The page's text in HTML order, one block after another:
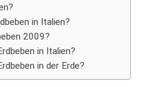
in Italien?
2009?
in Italien?
in der Erde?